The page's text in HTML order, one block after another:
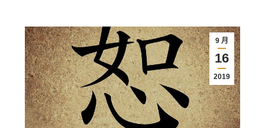
9 月
16
2019